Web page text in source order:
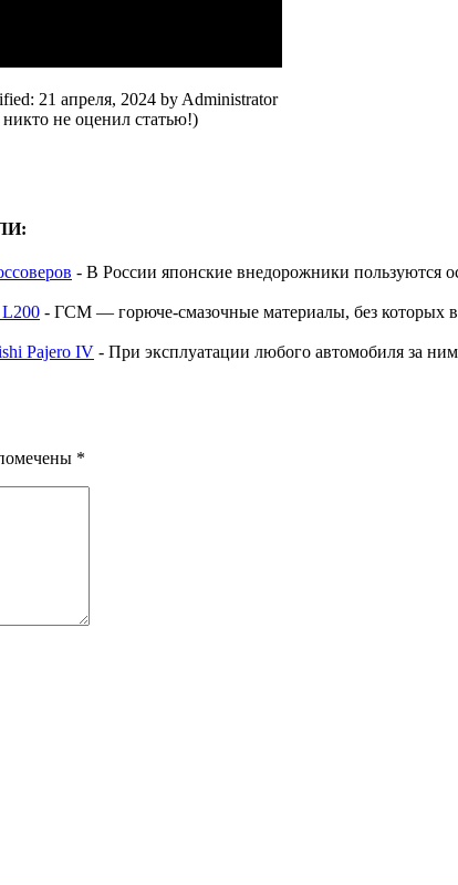
21 апреля, 2024 by Administrator
не оценил статью!)
- В России японские внедорожники пользуются
L200 - ГСМ — горюче-смазочные материалы, без которых
Pajero IV - При эксплуатации любого автомобиля за
*